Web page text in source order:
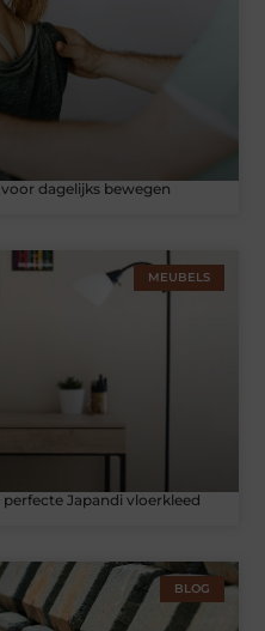
dagelijks bewegen
MEUBELS
Japandi vloerkleed
BLOG